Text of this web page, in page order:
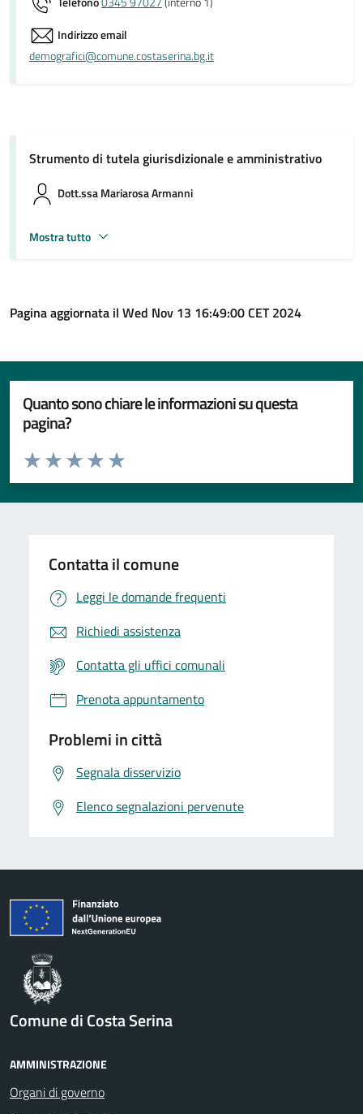
Indirizzo email
demografici@comune.costaserina.bg.it
Strumento di tutela giurisdizionale e amministrativo
Dott.ssa Mariarosa Armanni
Mostra tutto
Pagina aggiornata il Wed Nov 13 16:49:00 CET 2024
Quanto sono chiare le informazioni su questa
pagina?
Valuta da 1 a 5 stelle la pagina
Valuta 5 stelle su 5
Valuta 4 stelle su 5
Valuta 3 stelle su 5
Valuta 2 stelle su 5
Valuta 1 stelle su 5
Contatta il comune
Leggi le domande frequenti
Richiedi assistenza
Contatta gli uffici comunali
Prenota appuntamento
Problemi in città
Segnala disservizio
Elenco segnalazioni pervenute
Comune di Costa Serina
AMMINISTRAZIONE
Organi di governo